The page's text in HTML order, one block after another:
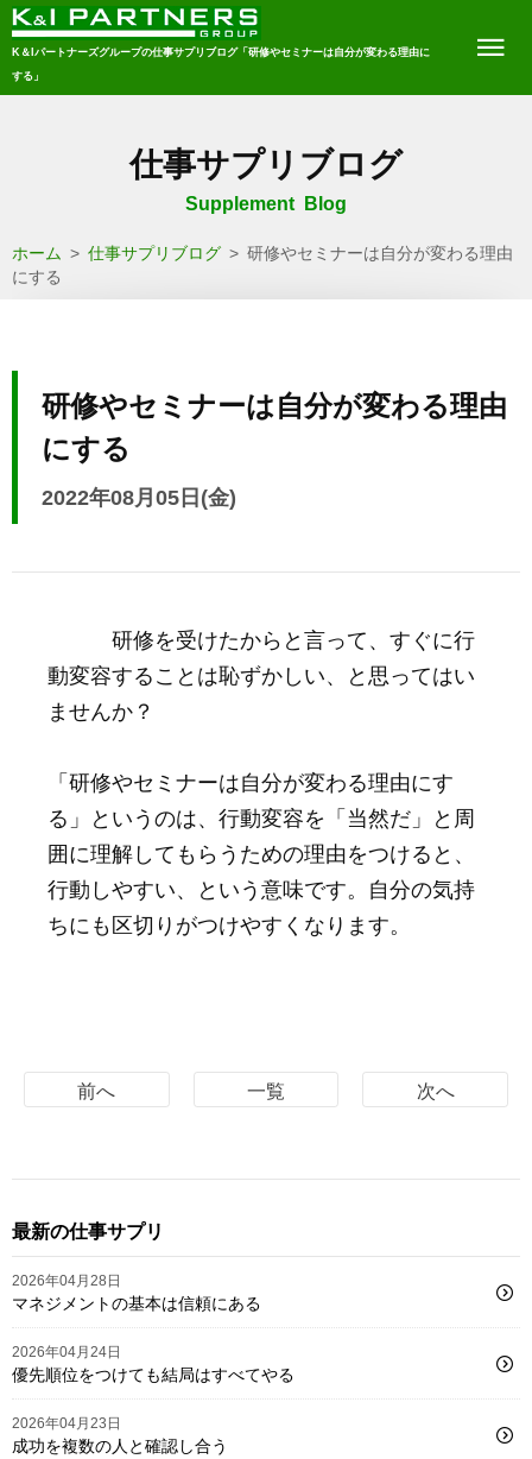
K＆Iパートナーズグループの仕事サプリブログ「研修やセミナーは自分が変わる理由に
する」
仕事サプリブログ
Supplement Blog
ホーム > 仕事サプリブログ > 研修やセミナーは自分が変わる理由
にする
研修やセミナーは自分が変わる理由
にする
2022年08月05日(金)
研修を受けたからと言って、すぐに行
動変容することは恥ずかしい、と思ってはい
ませんか？
「研修やセミナーは自分が変わる理由にす
る」というのは、行動変容を「当然だ」と周
囲に理解してもらうための理由をつけると、
行動しやすい、という意味です。自分の気持
ちにも区切りがつけやすくなります。
前へ 一覧 次へ
最新の仕事サプリ
2026年04月28日
マネジメントの基本は信頼にある
2026年04月24日
優先順位をつけても結局はすべてやる
2026年04月23日
成功を複数の人と確認し合う